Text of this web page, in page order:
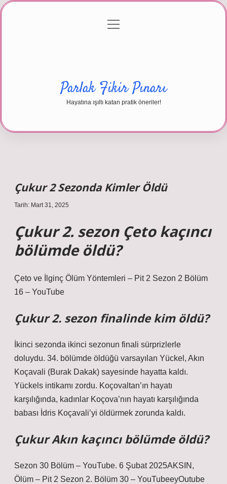
Gizlilik Politikası
menüyü
Parlak Fikir Pınarı
Hayatına ışıltı katan pratik öneriler!
Çukur 2 Sezonda Kimler Öldü
Tarih: Mart 31, 2025
Çukur 2. sezon Çeto kaçıncı
bölümde öldü?
Çeto ve İlginç Ölüm Yöntemleri – Pit 2 Sezon 2 Bölüm
16 – YouTube
Çukur 2. sezon finalinde kim öldü?
İkinci sezonda ikinci sezonun finali sürprizlerle
doluydu. 34. bölümde öldüğü varsayılan Yückel, Akın
Koçavali (Burak Dakak) sayesinde hayatta kaldı.
Yückels intikamı zordu. Koçovaltan’ın hayatı
karşılığında, kadınlar Koçova’nın hayatı karşılığında
babası İdris Koçavali’yi öldürmek zorunda kaldı.
Çukur Akın kaçıncı bölümde öldü?
Sezon 30 Bölüm – YouTube. 6 Şubat 2025AKSIN,
Ölüm – Pit 2 Sezon 2. Bölüm 30 – YouTubeeyOutube